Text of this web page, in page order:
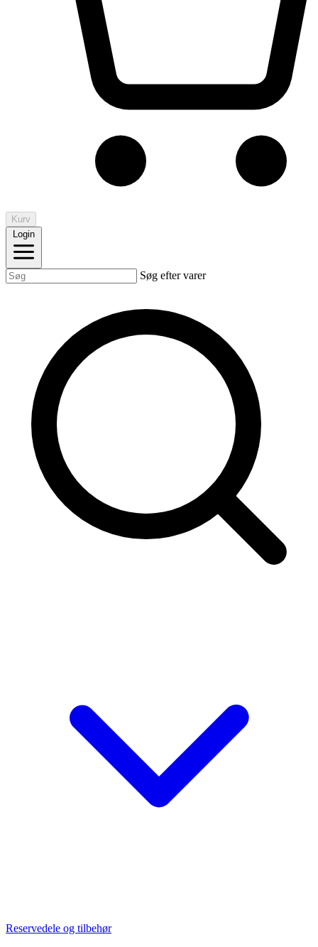
Kurv
Login
Søg efter varer
Reservedele og tilbehør